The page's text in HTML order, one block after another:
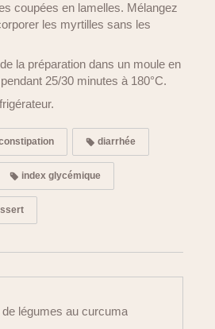
coupées en lamelles. Mélangez
les myrtilles sans les
la préparation dans un moule en
25/30 minutes à 180°C.
diarrhée
index glycémique
légumes au curcuma